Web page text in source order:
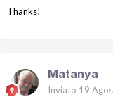
Thanks!
Matanya
Inviato 19